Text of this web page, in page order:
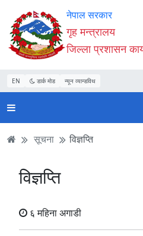
Accessibility
Mode
सुरु
गर्नुहोस्
सामाग्री
पढ्नुहाेस्
नेभिगेसन
पढ्नुहाेस्
वेबसाइट
खोजमा
जानुहोस्
नेपाल सरकार
गृह मन्त्रालय
जिल्ला प्रशासन
EN डार्क मोड न्यून व्यान्डविथ
सूचना विज्ञप्ति
विज्ञप्ति
६ महिना अगाडी